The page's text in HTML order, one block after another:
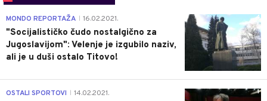
4
MONDO REPORTAŽA 16.02.2021.
"Socijalističko čudo nostalgično za
Jugoslavijom": Velenje je izgubilo naziv,
ali je u duši ostalo Titovo!
1
OSTALI SPORTOVI 14.02.2021.